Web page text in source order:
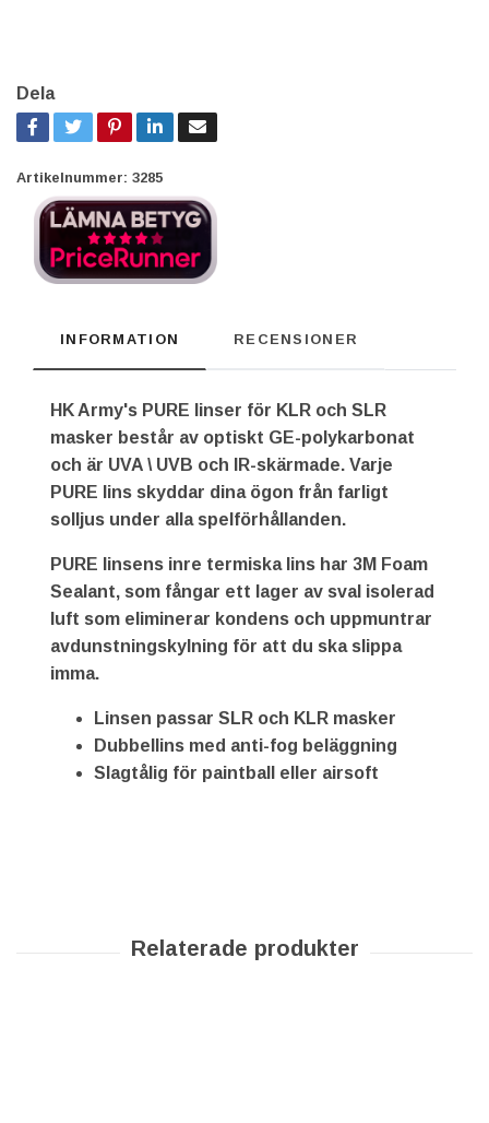
Dela
Artikelnummer: 3285
INFORMATION RECENSIONER
HK Army's PURE linser för KLR och SLR
masker består av optiskt GE-polykarbonat
och är UVA \ UVB och IR-skärmade. Varje
PURE lins skyddar dina ögon från farligt
solljus under alla spelförhållanden.
PURE linsens inre termiska lins har 3M Foam
Sealant, som fångar ett lager av sval isolerad
luft som eliminerar kondens och uppmuntrar
avdunstningskylning för att du ska slippa
imma.
Linsen passar SLR och KLR masker
Dubbellins med anti-fog beläggning
Slagtålig för paintball eller airsoft